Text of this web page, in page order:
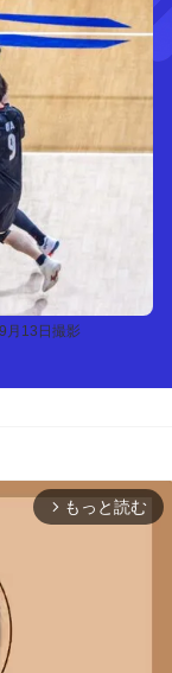
13日撮影
arrow_forward_ios もっと読む